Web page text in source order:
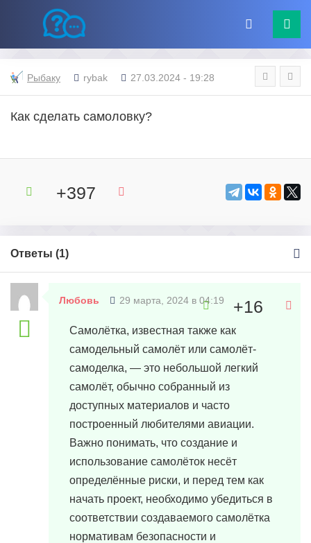
Рыбаку rybak 27.03.2024 - 19:28
Как сделать самоловку?
+397
Ответы (1)
Любовь 29 марта, 2024 в 04:19
Самолётка, известная также как
самодельный самолёт или самолёт-
самоделка, — это небольшой легкий
самолёт, обычно собранный из
доступных материалов и часто
построенный любителями авиации.
Важно понимать, что создание и
использование самолёток несёт
определённые риски, и перед тем как
начать проект, необходимо убедиться в
соответствии создаваемого самолётка
нормативам безопасности и
+16